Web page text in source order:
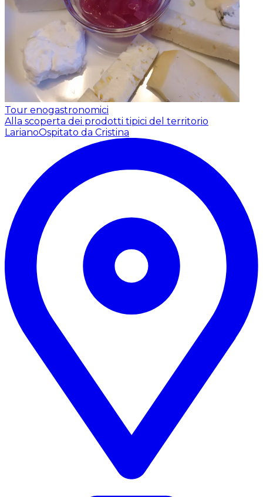
Tour enogastronomici
Alla scoperta dei prodotti tipici del territorio
LarianoOspitato da Cristina